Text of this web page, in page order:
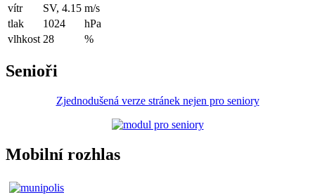
vítr
SV, 4.15 m/s
tlak
1024
hPa
vlhkost 28 %
Senioři
Zjednodušená verze stránek nejen pro seniory
Mobilní rozhlas